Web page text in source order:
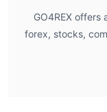
GO4REX
forex, stocks,
account
am cautious